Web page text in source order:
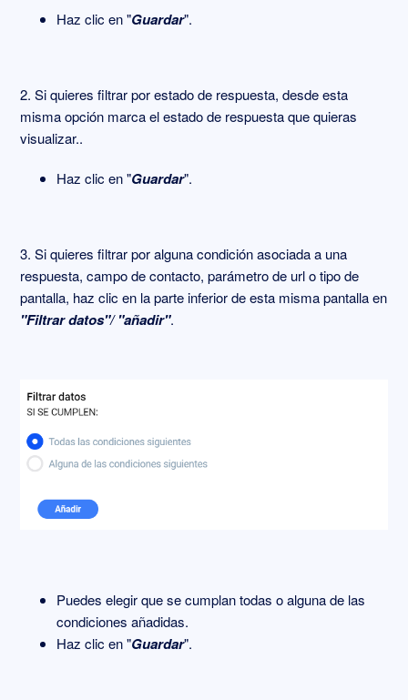
Haz clic en "Guardar".
2. Si quieres filtrar por estado de respuesta, desde esta
misma opción marca el estado de respuesta que quieras
visualizar..
Haz clic en "Guardar".
3. Si quieres filtrar por alguna condición asociada a una
respuesta, campo de contacto, parámetro de url o tipo de
pantalla, haz clic en la parte inferior de esta misma pantalla en
"Filtrar datos"/ "añadir".
Puedes elegir que se cumplan todas o alguna de las
condiciones añadidas.
Haz clic en "Guardar".